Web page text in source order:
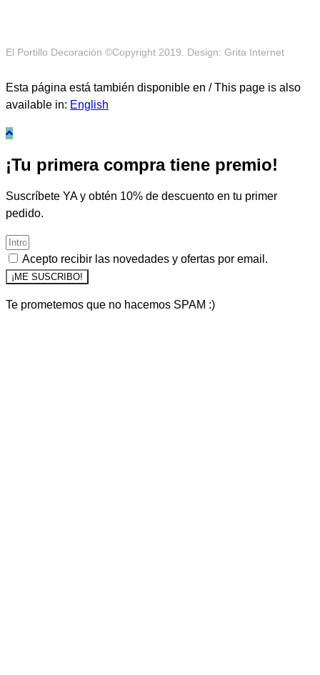
El Portillo Decoración ©Copyright 2019. Design: Grita Internet
Esta página está también disponible en / This page is also
available in: English
¡Tu primera compra tiene premio!
Suscríbete YA y obtén 10% de descuento en tu primer
pedido.
Acepto recibir las novedades y ofertas por email.
¡ME SUSCRIBO!
Te prometemos que no hacemos SPAM :)